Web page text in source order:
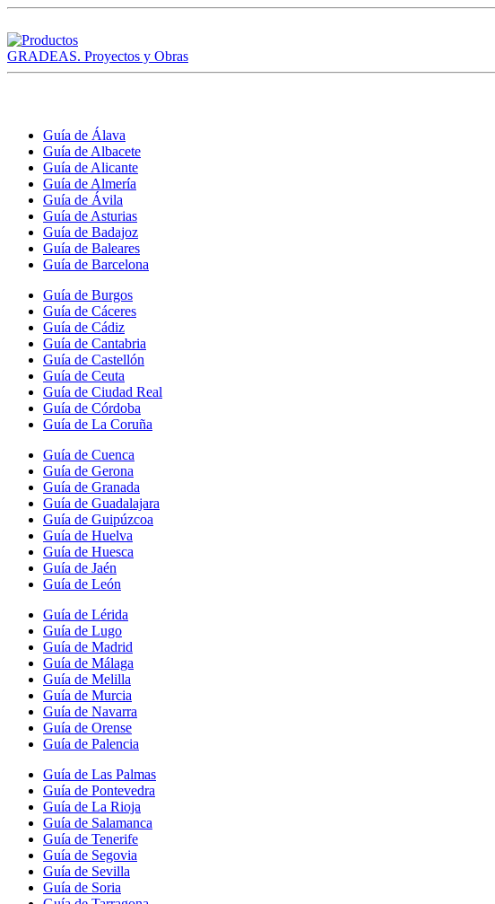
GRADEAS. Proyectos y Obras
Guía de Álava
Guía de Albacete
Guía de Alicante
Guía de Almería
Guía de Ávila
Guía de Asturias
Guía de Badajoz
Guía de Baleares
Guía de Barcelona
Guía de Burgos
Guía de Cáceres
Guía de Cádiz
Guía de Cantabria
Guía de Castellón
Guía de Ceuta
Guía de Ciudad Real
Guía de Córdoba
Guía de La Coruña
Guía de Cuenca
Guía de Gerona
Guía de Granada
Guía de Guadalajara
Guía de Guipúzcoa
Guía de Huelva
Guía de Huesca
Guía de Jaén
Guía de León
Guía de Lérida
Guía de Lugo
Guía de Madrid
Guía de Málaga
Guía de Melilla
Guía de Murcia
Guía de Navarra
Guía de Orense
Guía de Palencia
Guía de Las Palmas
Guía de Pontevedra
Guía de La Rioja
Guía de Salamanca
Guía de Tenerife
Guía de Segovia
Guía de Sevilla
Guía de Soria